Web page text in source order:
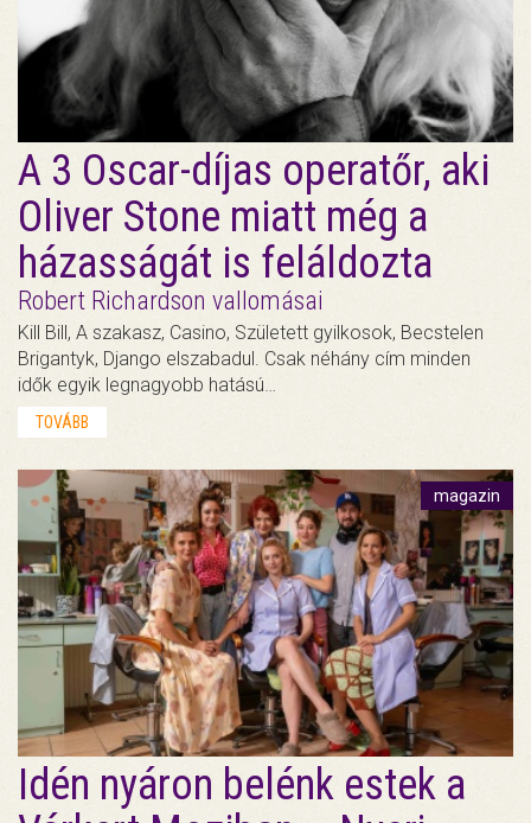
A 3 Oscar-díjas operatőr, aki
Oliver Stone miatt még a
házasságát is feláldozta
Robert Richardson vallomásai
Kill Bill, A szakasz, Casino, Született gyilkosok, Becstelen
Brigantyk, Django elszabadul. Csak néhány cím minden
idők egyik legnagyobb hatású…
TOVÁBB
magazin
Idén nyáron belénk estek a